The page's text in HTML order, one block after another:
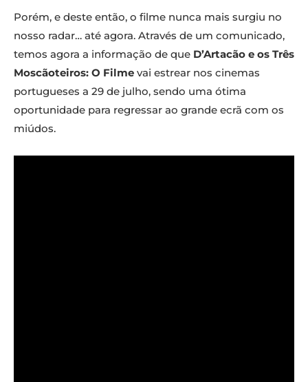
Porém, e deste então, o filme nunca mais surgiu no
nosso radar… até agora. Através de um comunicado,
temos agora a informação de que D’Artacão e os Três
Moscãoteiros: O Filme vai estrear nos cinemas
portugueses a 29 de julho, sendo uma ótima
oportunidade para regressar ao grande ecrã com os
miúdos.